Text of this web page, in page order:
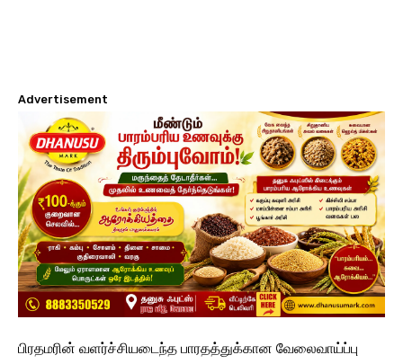
Advertisement
பிரதமரின் வளர்ச்சியடைந்த பாரதத்துக்கான வேலைவாய்ப்பு